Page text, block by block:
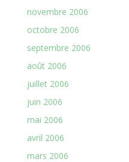
novembre 2006
octobre 2006
septembre 2006
août 2006
juillet 2006
juin 2006
mai 2006
avril 2006
mars 2006